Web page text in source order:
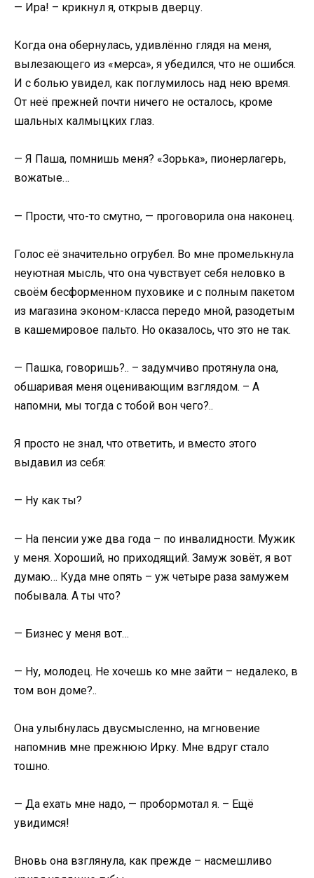
— Ира! – крикнул я, открыв дверцу.
Когда она обернулась, удивлённо глядя на меня,
вылезающего из «мерса», я убедился, что не ошибся.
И с болью увидел, как поглумилось над нею время.
От неё прежней почти ничего не осталось, кроме
шальных калмыцких глаз.
— Я Паша, помнишь меня? «Зорька», пионерлагерь,
вожатые…
— Прости, что-то смутно, — проговорила она наконец.
Голос её значительно огрубел. Во мне промелькнула
неуютная мысль, что она чувствует себя неловко в
своём бесформенном пуховике и с полным пакетом
из магазина эконом-класса передо мной, разодетым
в кашемировое пальто. Но оказалось, что это не так.
— Пашка, говоришь?.. – задумчиво протянула она,
обшаривая меня оценивающим взглядом. – А
напомни, мы тогда с тобой вон чего?..
Я просто не знал, что ответить, и вместо этого
выдавил из себя:
— Ну как ты?
— На пенсии уже два года – по инвалидности. Мужик
у меня. Хороший, но приходящий. Замуж зовёт, я вот
думаю… Куда мне опять – уж четыре раза замужем
побывала. А ты что?
— Бизнес у меня вот…
— Ну, молодец. Не хочешь ко мне зайти – недалеко, в
том вон доме?..
Она улыбнулась двусмысленно, на мгновение
напомнив мне прежнюю Ирку. Мне вдруг стало
тошно.
— Да ехать мне надо, — пробормотал я. – Ещё
увидимся!
Вновь она взглянула, как прежде – насмешливо